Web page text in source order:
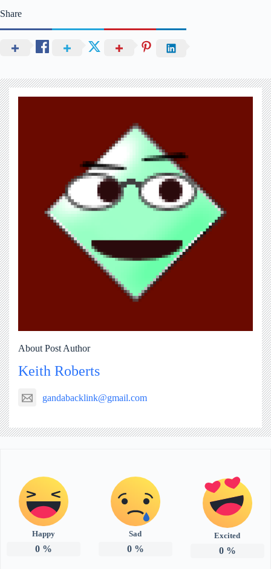
Share
About Post Author
Keith Roberts
gandabacklink@gmail.com
Happy
0%
Sad
0%
Excited
0%